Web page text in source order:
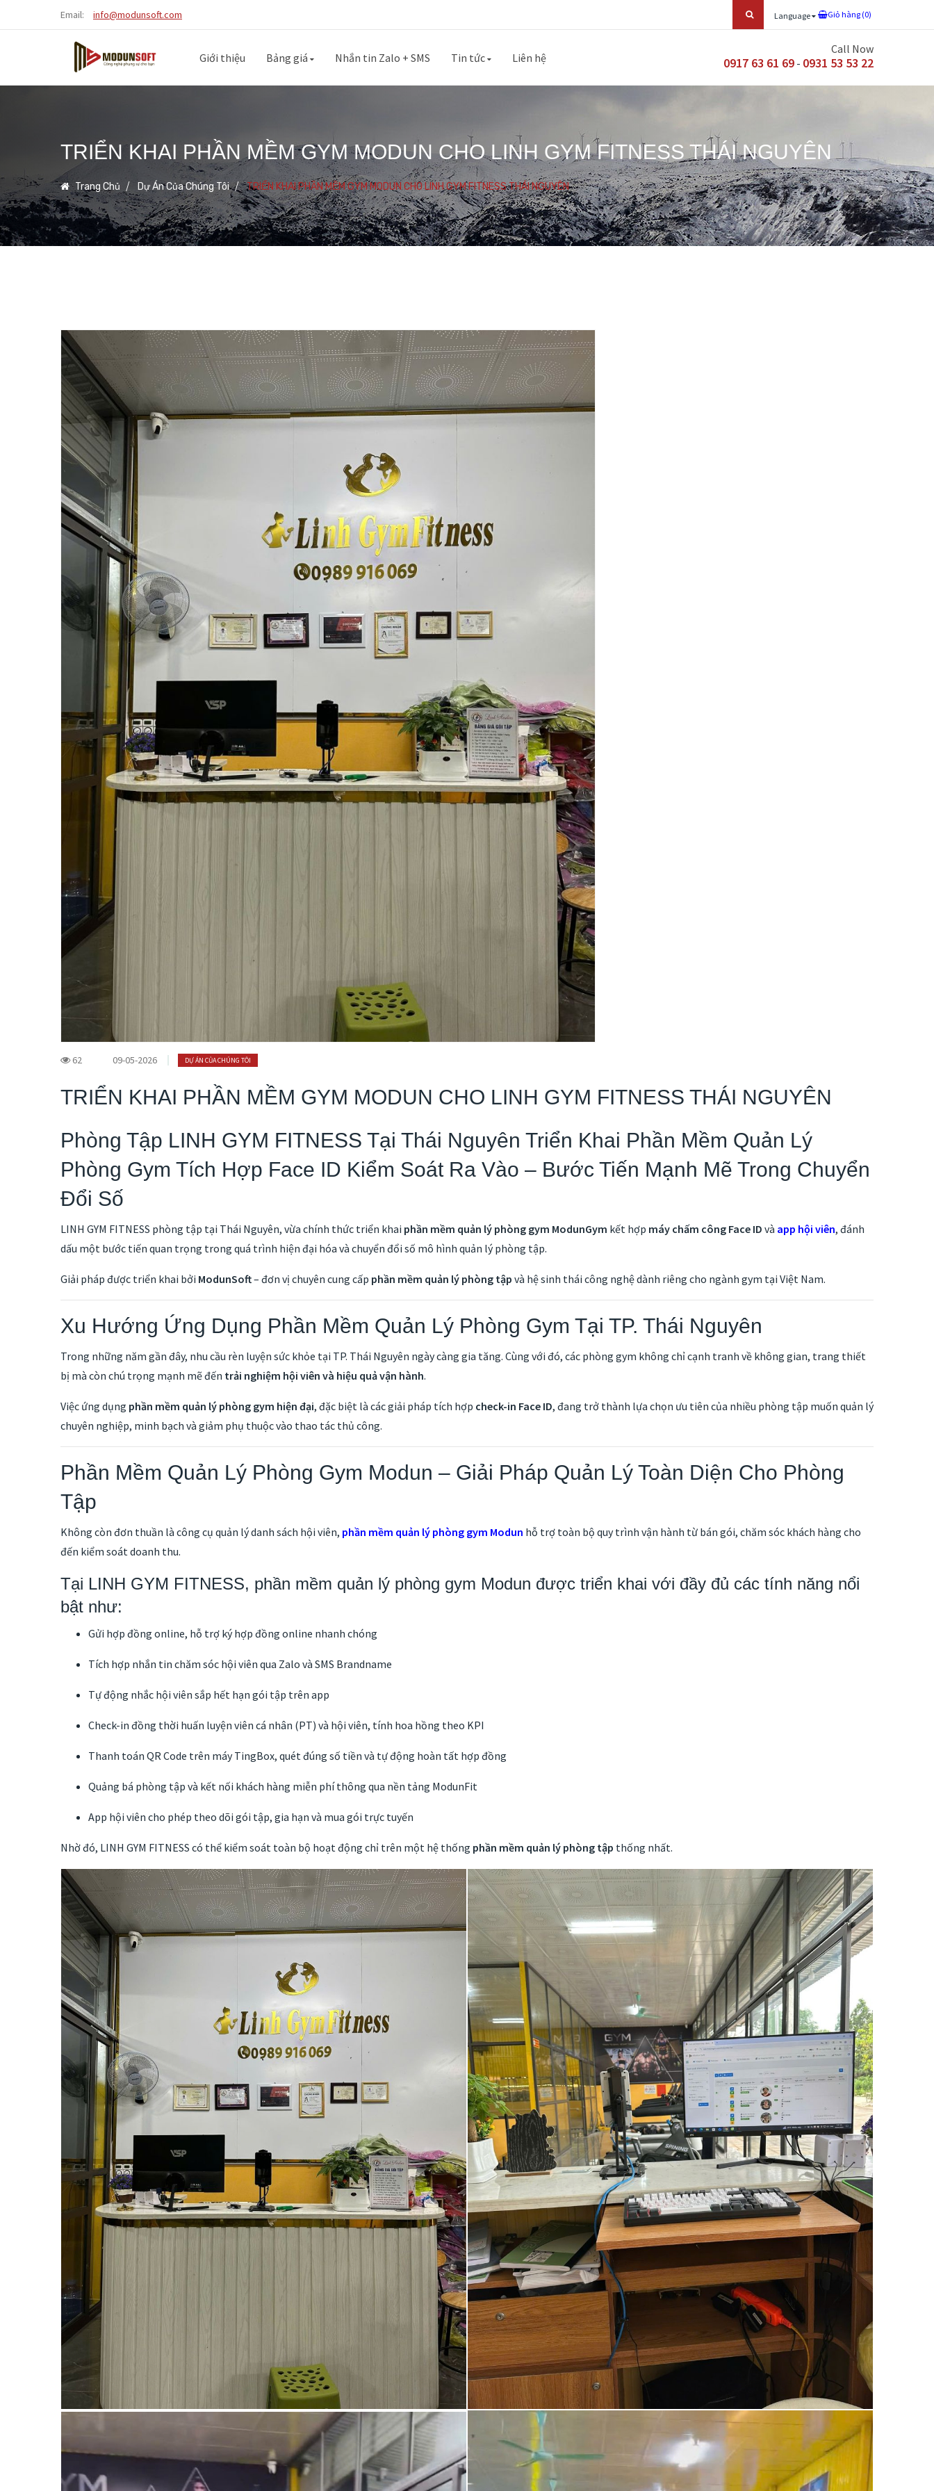
Email: info@modunsoft.com Language Giỏ hàng (0)
Giới thiệu Bảng giá Nhắn tin Zalo + SMS Tin tức Liên hệ
Call Now
0917 63 61 69 - 0931 53 53 22
TRIỂN KHAI PHẦN MỀM GYM MODUN CHO LINH GYM FITNESS THÁI NGUYÊN
Trang Chủ Dự Án Của Chúng Tôi TRIỂN KHAI PHẦN MỀM GYM MODUN CHO LINH GYM FITNESS THÁI NGUYÊN
62 09-05-2026 DỰ ÁN CỦA CHÚNG TÔI
TRIỂN KHAI PHẦN MỀM GYM MODUN CHO LINH GYM FITNESS THÁI NGUYÊN
Phòng Tập LINH GYM FITNESS Tại Thái Nguyên Triển Khai Phần Mềm Quản Lý
Phòng Gym Tích Hợp Face ID Kiểm Soát Ra Vào – Bước Tiến Mạnh Mẽ Trong Chuyển
Đổi Số
LINH GYM FITNESS phòng tập tại Thái Nguyên, vừa chính thức triển khai phần mềm quản lý phòng gym ModunGym kết hợp máy chấm công Face ID và app hội viên, đánh
dấu một bước tiến quan trọng trong quá trình hiện đại hóa và chuyển đổi số mô hình quản lý phòng tập.
Giải pháp được triển khai bởi ModunSoft– đơn vị chuyên cung cấp phần mềm quản lý phòng tập và hệ sinh thái công nghệ dành riêng cho ngành gym tại Việt Nam.
Xu Hướng Ứng Dụng Phần Mềm Quản Lý Phòng Gym Tại TP. Thái Nguyên
Trong những năm gần đây, nhu cầu rèn luyện sức khỏe tại TP. Thái Nguyên ngày càng gia tăng. Cùng với đó, các phòng gym không chỉ cạnh tranh về không gian, trang thiết
bị mà còn chú trọng mạnh mẽ đến trải nghiệm hội viên và hiệu quả vận hành.
Việc ứng dụng phần mềm quản lý phòng gym hiện đại, đặc biệt là các giải pháp tích hợp check-in Face ID, đang trở thành lựa chọn ưu tiên của nhiều phòng tập muốn quản lý
chuyên nghiệp, minh bạch và giảm phụ thuộc vào thao tác thủ công.
Phần Mềm Quản Lý Phòng Gym Modun – Giải Pháp Quản Lý Toàn Diện Cho Phòng
Tập
Không còn đơn thuần là công cụ quản lý danh sách hội viên, phần mềm quản lý phòng gym Modun hỗ trợ toàn bộ quy trình vận hành từ bán gói, chăm sóc khách hàng cho
đến kiểm soát doanh thu.
Tại LINH GYM FITNESS, phần mềm quản lý phòng gym Modun được triển khai với đầy đủ các tính năng nổi
bật như:
Gửi hợp đồng online, hỗ trợ ký hợp đồng online nhanh chóng
Tích hợp nhắn tin chăm sóc hội viên qua Zalo và SMS Brandname
Tự động nhắc hội viên sắp hết hạn gói tập trên app
Check-in đồng thời huấn luyện viên cá nhân (PT) và hội viên, tính hoa hồng theo KPI
Thanh toán QR Code trên máy TingBox, quét đúng số tiền và tự động hoàn tất hợp đồng
Quảng bá phòng tập và kết nối khách hàng miễn phí thông qua nền tảng ModunFit
App hội viên cho phép theo dõi gói tập, gia hạn và mua gói trực tuyến
Nhờ đó, LINH GYM FITNESS có thể kiểm soát toàn bộ hoạt động chỉ trên một hệ thống phần mềm quản lý phòng tập thống nhất.